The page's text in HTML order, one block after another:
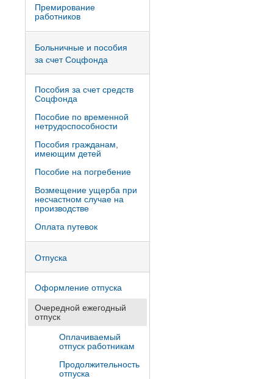
Премирование
работников
Больничные и пособия
за счет Соцфонда
Пособия за счет средств
Соцфонда
Пособие по временной
нетрудоспособности
Пособия гражданам,
имеющим детей
Пособие на погребение
Возмещение ущерба при
несчастном случае на
производстве
Оплата путевок
Отпуска
Оформление отпуска
Очередной ежегодный
отпуск
Оплачиваемый
отпуск работникам
Продолжительность
отпуска